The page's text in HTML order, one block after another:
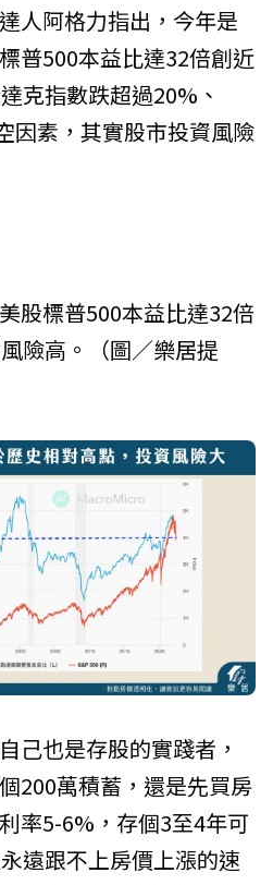
人阿格力指出，今年是
普500本益比達32倍創近
克指數跌超過20%、
因素，其實股市投資風險
股標普500本益比達32倍
險高。（圖／樂居提
己也是存股的實踐者，
200萬積蓄，還是先買房
率5-6%，存個3至4年可
遠跟不上房價上漲的速